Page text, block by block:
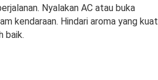
Nyalakan AC atau buka
kendaraan. Hindari aroma yang kuat
baik.